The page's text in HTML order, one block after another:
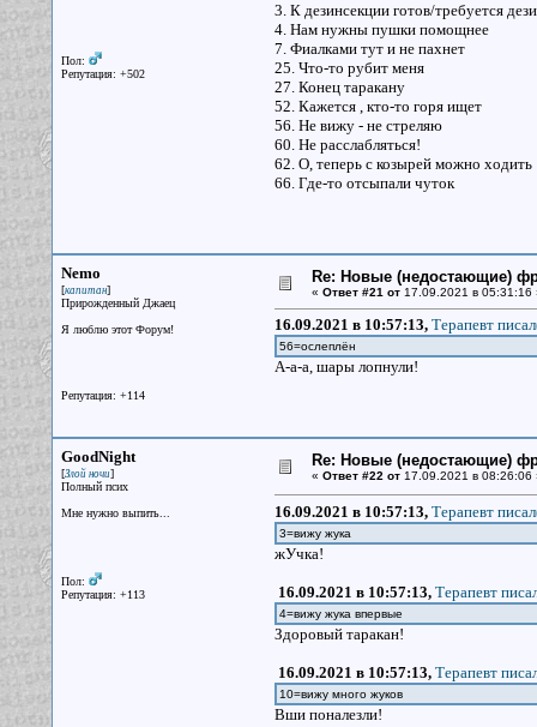
Пол:
Репутация: +502
3. К дезинсекции готов/требуется
4. Нам нужны пушки помощнее
7. Фиалками тут и не пахнет
25. Что-то рубит меня
27. Конец таракану
52. Кажется , кто-то горя ищет
56. Не вижу - не стреляю
60. Не расслабляться!
62. О, теперь с козырей можно ходить
66. Где-то отсыпали чуток
Nemo
[капитан]
Прирожденный Джаец
Я люблю этот Форум!
Репутация: +114
Re: Новые (недостающие)
« Ответ #21 от17.09.2021 в 05:31:16
16.09.2021 в 10:57:13, Терапевт
56=ослеплён
А-а-а, шары лопнули!
GoodNight
[Злой ночи]
Полный псих
Мне нужно выпить...
Пол:
Репутация: +113
Re: Новые (недостающие)
« Ответ #22 от17.09.2021 в 08:26:06
16.09.2021 в 10:57:13, Терапевт
3=вижу жука
жУчка!
16.09.2021 в 10:57:13, Терапевт
4=вижу жука впервые
Здоровый таракан!
16.09.2021 в 10:57:13, Терапевт
10=вижу много жуков
Вши поналезли!